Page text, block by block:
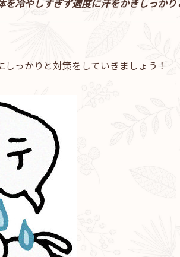
冷やしすぎず適度に汗をかきしっか
っかりと対策をしていきましょう！